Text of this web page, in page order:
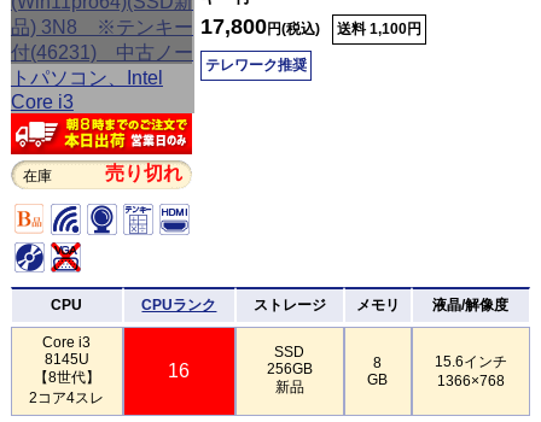
在庫 売り切れ
17,800円(税込) 送料 1,100円
テレワーク推奨
CPU CPUランク ストレージ メモリ 液晶/解像度
Core i3
8145U
【8世代】
2コア4スレ
16
SSD
256GB
新品
8
GB
15.6インチ
1366×768